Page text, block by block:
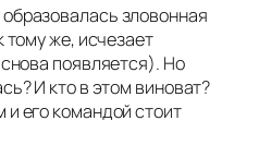
зловонная
тому же, исчезает
появляется). Но
И кто в этом виноват?
его командой стоит